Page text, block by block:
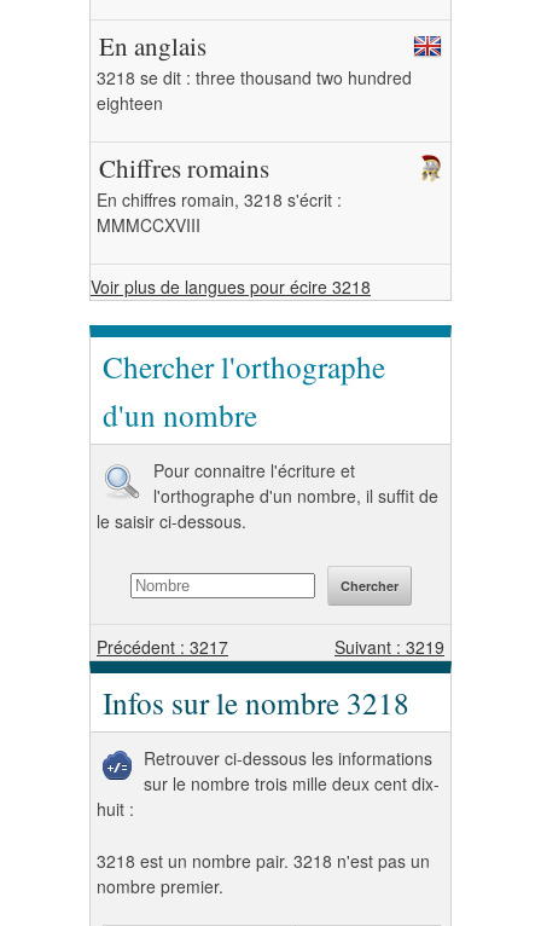
En anglais
3218 se dit : three thousand two hundred
eighteen
Chiffres romains
En chiffres romain, 3218 s'écrit :
MMMCCXVIII
Voir plus de langues pour écire 3218
Chercher l'orthographe
d'un nombre
Pour connaitre l'écriture et
l'orthographe d'un nombre, il suffit de
le saisir ci-dessous.
Précédent : 3217 Suivant : 3219
Infos sur le nombre 3218
Retrouver ci-dessous les informations
sur le nombre trois mille deux cent dix-
huit :
3218 est un nombre pair. 3218 n'est pas un
nombre premier.